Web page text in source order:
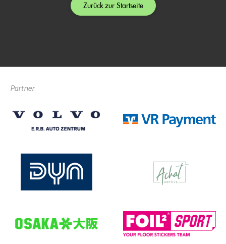
Zurück zur Startseite
Partner